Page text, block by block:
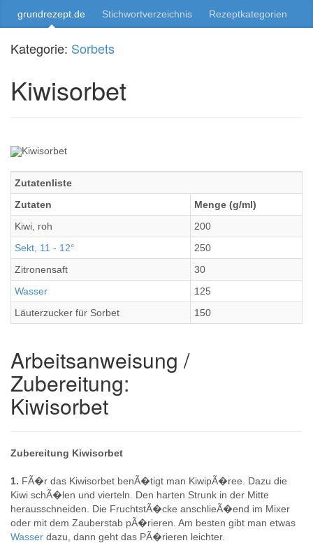
grundrezept.de Stichwortverzeichnis Rezeptkategorien
Kategorie: Sorbets
Kiwisorbet
Zutatenliste
Zutaten
Menge (g/ml)
Kiwi, roh
200
Sekt, 11 - 12°
250
Zitronensaft
30
Wasser
125
Läuterzucker für Sorbet
150
Arbeitsanweisung /
Zubereitung:
Kiwisorbet
Zubereitung Kiwisorbet
1. FÃ�r das Kiwisorbet benÃ�tigt man KiwipÃ�ree. Dazu die
Kiwi schÃ�len und vierteln. Den harten Strunk in der Mitte
herausschneiden. Die FruchtstÃ�cke anschlieÃ�end im Mixer
oder mit dem Zauberstab pÃ�rieren. Am besten gibt man etwas
Wasser dazu, dann geht das PÃ�rieren leichter.